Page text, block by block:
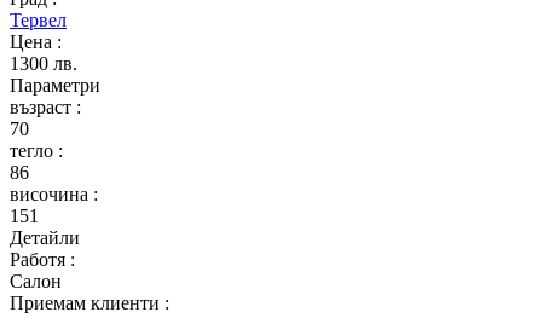
Тервел
Цена :
1300 лв.
Параметри
възраст :
70
тегло :
86
височина :
151
Детайли
Работя :
Салон
Приемам клиенти :